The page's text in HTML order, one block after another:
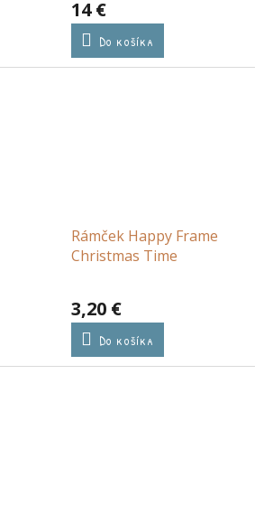
14 €
Do košíka
Rámček Happy Frame
Christmas Time
3,20 €
Do košíka